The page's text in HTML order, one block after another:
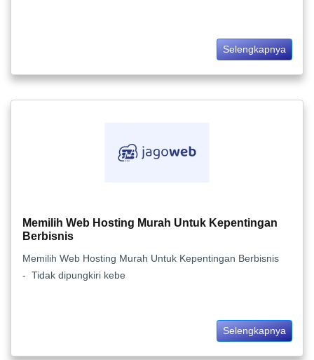
Selengkapnya
Memilih Web Hosting Murah Untuk Kepentingan
Berbisnis
Memilih Web Hosting Murah Untuk Kepentingan Berbisnis
- Tidak dipungkiri kebe
Selengkapnya